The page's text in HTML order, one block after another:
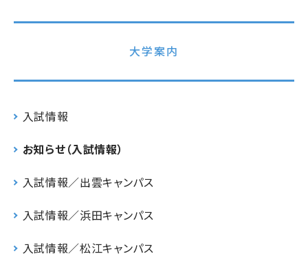
大学案内
入試情報
お知らせ（入試情報）
入試情報／出雲キャンパス
入試情報／浜田キャンパス
入試情報／松江キャンパス